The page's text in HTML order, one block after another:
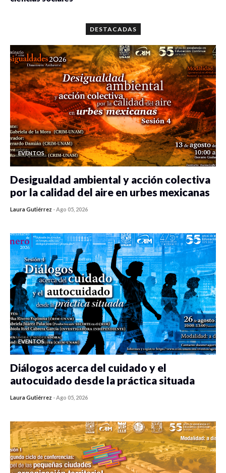
DESTACADAS
EVENTOS
Desigualdad ambiental y acción colectiva
por la calidad del aire en urbes mexicanas
Laura Gutiérrez -Ago 05, 2026
EVENTOS
Diálogos acerca del cuidado y el
autocuidado desde la práctica situada
Laura Gutiérrez -Ago 05, 2026